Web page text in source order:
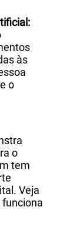
às
o
o
tem
Veja
funciona